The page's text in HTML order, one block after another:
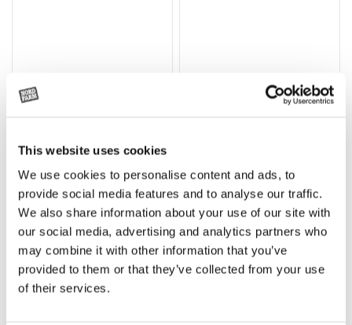
This website uses cookies
We use cookies to personalise content and ads, to
provide social media features and to analyse our traffic.
We also share information about your use of our site with
our social media, advertising and analytics partners who
may combine it with other information that you’ve
provided to them or that they’ve collected from your use
of their services.
Lägg till i varukorg
Rotor, komplett med slagor
OR80013456G
(ex. moms)
Grön truckknapp
A00220
kr (ex. moms)